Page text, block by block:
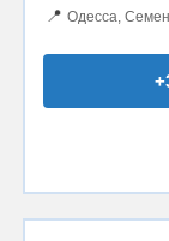
📍 Одесса,